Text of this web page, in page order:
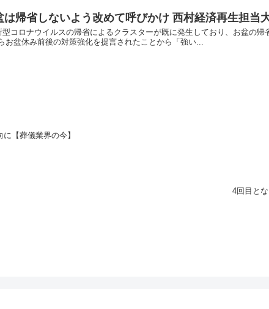
は帰省しないよう改めて呼びかけ 西村経済再生担当
コロナウイルスの帰省によるクラスターが既に発生しており、お盆の
お盆休み前後の対策強化を提言されたことから「強い...
【葬儀業界の今】
4回目と